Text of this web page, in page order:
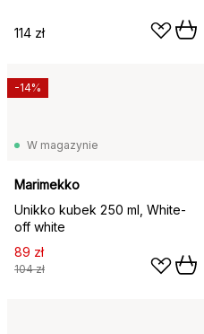
114 zł
W magazynie
Marimekko
Unikko kubek 250 ml, White-
off white
89 zł
104 zł
-14%